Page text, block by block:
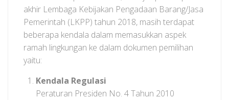
akhir Lembaga Kebijakan Pengadaan Barang/Jasa
Pemerintah (LKPP) tahun 2018, masih terdapat
beberapa kendala dalam memasukkan aspek
ramah lingkungan ke dalam dokumen pemilihan
yaitu:
Kendala Regulasi
Peraturan Presiden No. 4 Tahun 2010